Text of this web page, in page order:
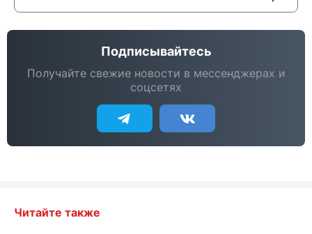
Подписывайтесь
Получайте свежие новости в мессенджерах и
соцсетях
Читайте также